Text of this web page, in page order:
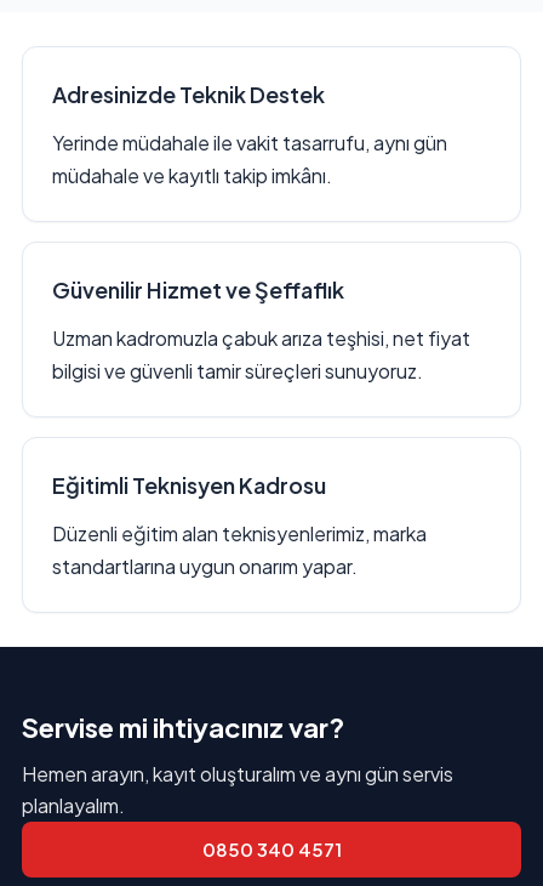
Adresinizde Teknik Destek
Yerinde müdahale ile vakit tasarrufu, aynı gün
müdahale ve kayıtlı takip imkânı.
Güvenilir Hizmet ve Şeffaflık
Uzman kadromuzla çabuk arıza teşhisi, net fiyat
bilgisi ve güvenli tamir süreçleri sunuyoruz.
Eğitimli Teknisyen Kadrosu
Düzenli eğitim alan teknisyenlerimiz, marka
standartlarına uygun onarım yapar.
Servise mi ihtiyacınız var?
Hemen arayın, kayıt oluşturalım ve aynı gün servis
planlayalım.
0850 340 4571